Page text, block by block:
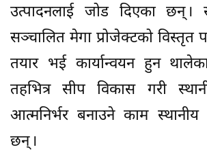
उत्पादनलाई जोड दिएका छन् ।
सञ्चालित मेगा प्रोजेक्टको विस्तृत
तयार भई कार्यान्वयन हुन
तहभित्र सीप विकास गरी
आत्मनिर्भर बनाउने काम
छन् ।